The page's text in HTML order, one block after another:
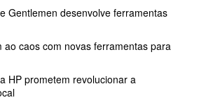
Gentlemen desenvolve ferramentas
ao caos com novas ferramentas para
HP prometem revolucionar a